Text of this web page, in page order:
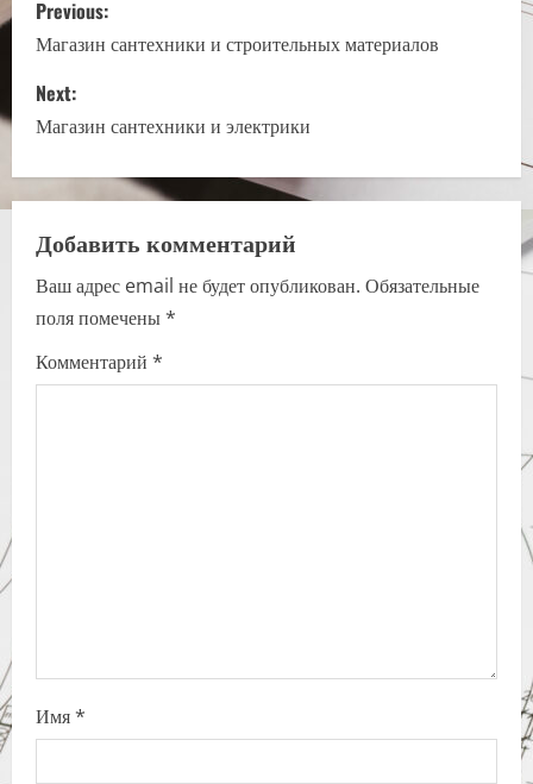
o
s
t
n
a
v
i
g
Previous:
Магазин сантехники и строительных материалов
Next:
Магазин сантехники и электрики
Добавить комментарий
Ваш адрес email не будет опубликован. Обязательные
поля помечены*
Комментарий *
Имя*